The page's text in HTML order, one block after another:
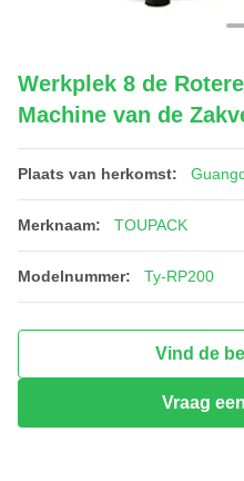
Werkplek 8 de
Machine van de
Plaats van herkomst:
Merknaam: TOUPACK
Modelnummer: Ty-RP200
Vind de
Vraag